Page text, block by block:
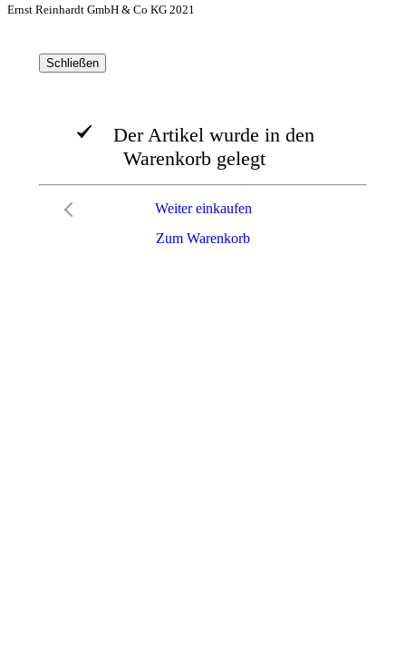
Ernst Reinhardt GmbH & Co KG 2021
Schließen
Der Artikel wurde in den
Warenkorb gelegt
Zum Warenkorb
Weiter einkaufen